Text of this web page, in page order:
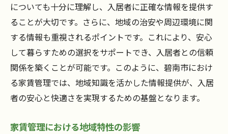
についても十分に理解し、入居者に正確な情報を提供す
ることが大切です。さらに、地域の治安や周辺環境に関
する情報も重視されるポイントです。これにより、安心
して暮らすための選択をサポートでき、入居者との信頼
関係を築くことが可能です。このように、碧南市におけ
る家賃管理では、地域知識を活かした情報提供が、入居
者の安心と快適さを実現するための基盤となります。
家賃管理における地域特性の影響